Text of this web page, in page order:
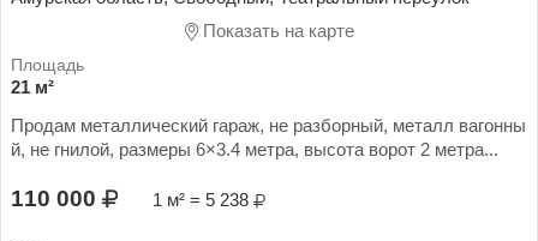
Показать на карте
21 м²
Продам металлический гараж, не разборный, металл вагонны
й, не гнилой, размеры 6×3.4 метра, высота ворот 2 метра...
110 000 1 м² = 5 238